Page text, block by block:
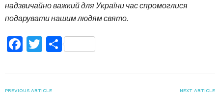
надзвичайно важкий для України час спромоглися
подарувати нашим людям свято.
Facebook
TwitterПоділитися
PREVIOUS ARTICLE NEXT ARTICLE